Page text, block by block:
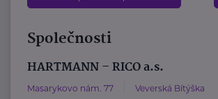
Společnosti
HARTMANN – RICO a.s.
Masarykovo nám. 77 Veverská Bítýška